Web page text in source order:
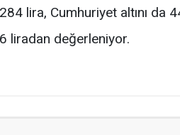
lira, Cumhuriyet altını da
liradan değerleniyor.